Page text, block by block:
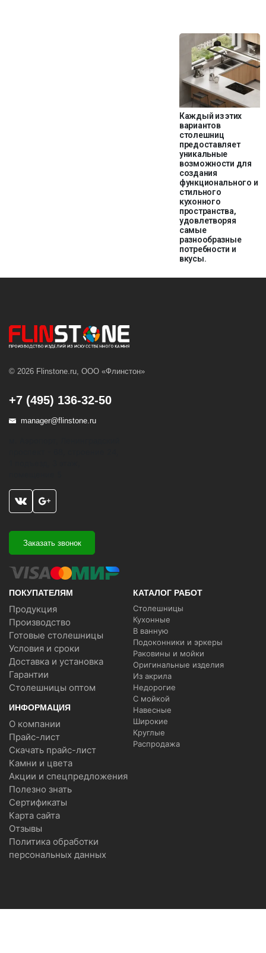
Каждый из этих
вариантов
столешниц
предоставляет
уникальные
возможности для
создания
функционального и
стильного
кухонного
пространства,
удовлетворяя
самые
разнообразные
потребности и
вкусы.
© 2026 Flinstone.ru, ООО «Флинстон»
+7 (495) 136-32-50
manager@flinstone.ru
Заказать звонок
ПОКУПАТЕЛЯМ
Продукция
Производство
Готовые столешницы
Условия и сроки
Доставка и установка
Гарантии
Столешницы оптом
ИНФОРМАЦИЯ
О компании
Прайс-лист
Скачать прайс-лист
Камни и цвета
Акции и спецпредложения
Полезно знать
Сертификаты
Карта сайта
Отзывы
Политика обработки
персональных данных
КАТАЛОГ РАБОТ
Столешницы
Кухонные
В ванную
Подоконники и эркеры
Раковины и мойки
Оригинальные изделия
Из акрила
Недорогие
С мойкой
Навесные
Широкие
Круглые
Распродажа